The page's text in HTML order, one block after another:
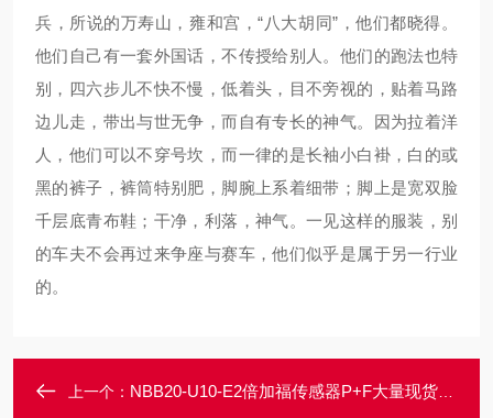
兵，所说的万寿山，雍和宫，“八大胡同”，他们都晓得。
他们自己有一套外国话，不传授给别人。他们的跑法也特
别，四六步儿不快不慢，低着头，目不旁视的，贴着马路
边儿走，带出与世无争，而自有专长的神气。因为拉着洋
人，他们可以不穿号坎，而一律的是长袖小白褂，白的或
黑的裤子，裤筒特别肥，脚腕上系着细带；脚上是宽双脸
千层底青布鞋；干净，利落，神气。一见这样的服装，别
的车夫不会再过来争座与赛车，他们似乎是属于另一行业
的。
上一个： NBB20-U10-E2倍加福传感器P+F大量现货一级供应